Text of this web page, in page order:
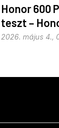
Honor 600
teszt –
2026. május 4.,